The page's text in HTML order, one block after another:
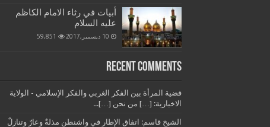
أبيات في رثاء الامام الكاظم
عليه السلام
10 ديسمبر,2017 59,851
Recent Comments
قضية المرأة بين الفكر الغربي والفكر الإسلامي - الولاية
الاخبارية: […] من نحن […]...
الشيخ قاسم: اتفاق الإطار في واشنطن مذلةٌ وعارٌ وتنازلٌ